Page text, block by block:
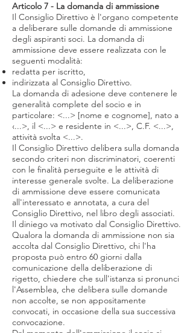
Articolo 7 - La domanda di ammissione
Il Consiglio Direttivo è l'organo competente
a deliberare sulle domande di ammissione
degli aspiranti soci. La domanda di
ammissione deve essere realizzata con le
seguenti modalità:
redatta per iscritto,
indirizzata al Consiglio Direttivo.
La domanda di adesione deve contenere le
generalità complete del socio e in
particolare: <...> [nome e cognome], nato a
‹...>, il <...> e residente in <...>, C.F. <...>,
attività svolta <...>.
Il Consiglio Direttivo delibera sulla domanda
secondo criteri non discriminatori, coerenti
con le finalità perseguite e le attività di
interesse generale svolte. La deliberazione
di ammissione deve essere comunicata
all'interessato e annotata, a cura del
Consiglio Direttivo, nel libro degli associati.
Il diniego va motivato dal Consiglio Direttivo.
Qualora la domanda di ammissione non sia
accolta dal Consiglio Direttivo, chi l'ha
proposta può entro 60 giorni dalla
comunicazione della deliberazione di
rigetto, chiedere che sull'istanza si pronunci
l'Assemblea, che delibera sulle domande
non accolte, se non appositamente
convocati, in occasione della sua successiva
convocazione.